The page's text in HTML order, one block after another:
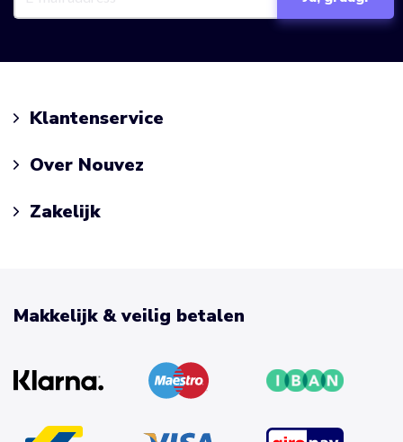
Klantenservice
Over Nouvez
Zakelijk
Makkelijk & veilig betalen